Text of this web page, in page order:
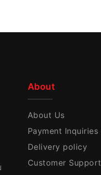
About
About Us
Payment Inquiries
Delivery policy
Customer Support